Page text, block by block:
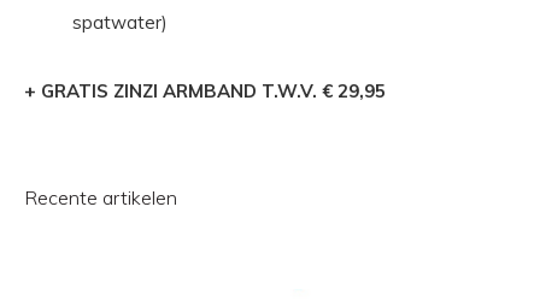
spatwater)
+ GRATIS ZINZI ARMBAND T.W.V. € 29,95
Recente artikelen